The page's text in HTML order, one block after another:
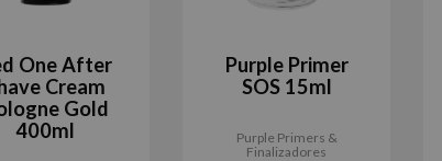
One After
Cream
Gold
400ml
Purple Primer
SOS 15ml
Purple Primers &
Finalizadores